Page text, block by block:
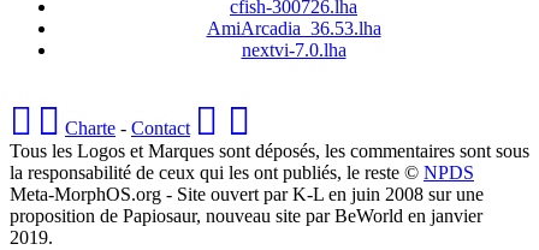
cfish-300726.lha
AmiArcadia_36.53.lha
nextvi-7.0.lha
Charte - Contact
Tous les Logos et Marques sont déposés, les commentaires sont sous
la responsabilité de ceux qui les ont publiés, le reste © NPDS
Meta-MorphOS.org - Site ouvert par K-L en juin 2008 sur une
proposition de Papiosaur, nouveau site par BeWorld en janvier
2019.